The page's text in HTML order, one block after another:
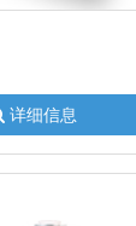
详细信息